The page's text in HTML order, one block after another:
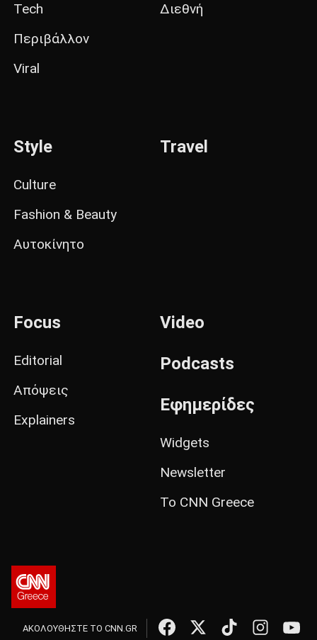
Tech
Περιβάλλον
Viral
Διεθνή
Style
Culture
Fashion & Beauty
Αυτοκίνητο
Travel
Focus
Editorial
Απόψεις
Explainers
Video
Podcasts
Εφημερίδες
Widgets
Newsletter
Το CNN Greece
ΑΚΟΛΟΥΘΗΣΤΕ ΤΟ CNN.GR